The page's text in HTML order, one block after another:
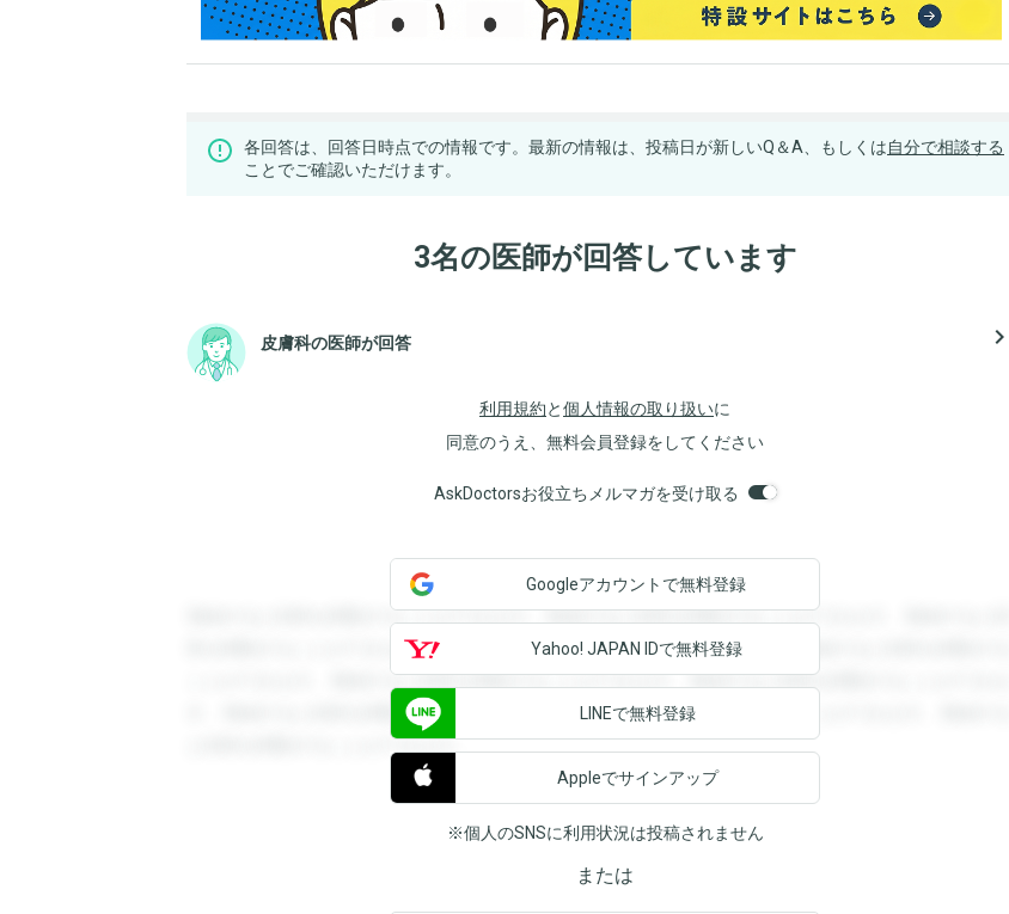
各回答は、回答日時点での情報です。最新の情報は、投稿日が新しいQ＆A、もしくは自分で相談する
ことでご確認いただけます。
3名の医師が回答しています
皮膚科の医師が回答 navigate_next
利用規約と個人情報の取り扱いに
同意のうえ、無料会員登録をしてください
AskDoctorsお役立ちメルマガを受け取る
登録すると回答を閲覧することができます。登録すると回答を閲覧することができます。登録すると回
答を閲覧することができます。登録すると回答を閲覧することができます。登録すると回答を閲覧する
ことができます。登録すると回答を閲覧することができます。登録すると回答を閲覧することができま
す。登録すると回答を閲覧することができます。登録すると回答を閲覧することができます。登録する
と回答を閲覧することができます。
Googleアカウントで無料登録
Yahoo! JAPAN IDで無料登録
LINEで無料登録
Appleでサインアップ
※個人のSNSに利用状況は投稿されません
または